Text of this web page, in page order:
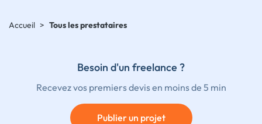
Accueil > Tous les prestataires
Besoin d'un freelance ?
Recevez vos premiers devis en moins de 5 min
Publier un projet